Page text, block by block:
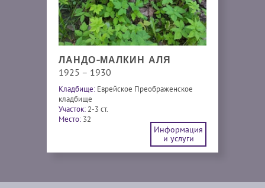
ЛАНДО-МАЛКИН АЛЯ
1925 – 1930
Кладбище: Еврейское Преображенское
кладбище
Участок: 2-3 ст.
Место: 32
Информация
и услуги